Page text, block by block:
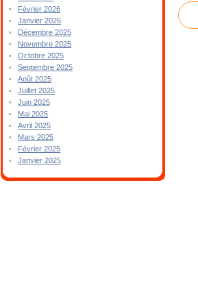
Février 2026
Janvier 2026
Décembre 2025
Novembre 2025
Octobre 2025
Septembre 2025
Août 2025
Juillet 2025
Juin 2025
Mai 2025
Avril 2025
Mars 2025
Février 2025
Janvier 2025